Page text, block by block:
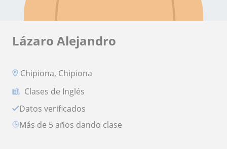
Lázaro Alejandro
Chipiona, Chipiona
Clases de Inglés
Datos verificados
más de 5 años dando clase